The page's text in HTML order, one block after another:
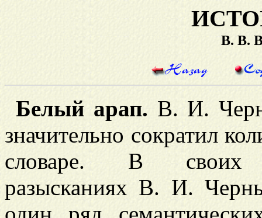
В. В.
Белый арап. В. И.
значительно сократил
словаре. В своих
разысканиях В. И.